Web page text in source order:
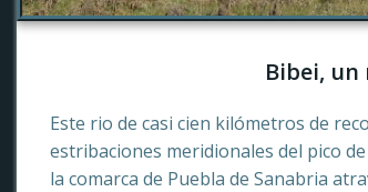
Bibei, un
Este rio de casi cien kilómetros de
estribaciones meridionales del pico
la comarca de Puebla de Sanabria